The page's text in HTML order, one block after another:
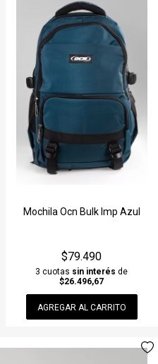
Mochila Ocn Bulk Imp Azul
$79.490
3 cuotas sin interés de
$26.496,67
AGREGAR AL CARRITO